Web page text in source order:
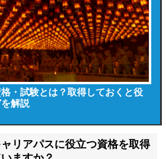
・試験とは？取得しておくと役
解説
リアパスに役立つ資格を取得